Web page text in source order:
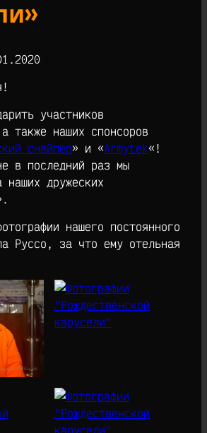
участников
также наших спонсоров
снайпер» и «Armytek«!
в последний раз мы
наших дружеских
нашего постоянного
Руссо, за что ему отельная